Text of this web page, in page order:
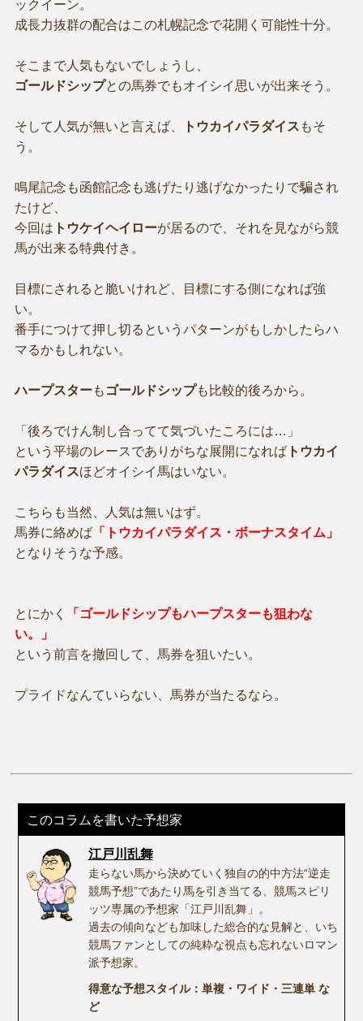
ックイーン。
成長力抜群の配合はこの札幌記念で花開く可能性十分。
そこまで人気もないでしょうし、
ゴールドシップとの馬券でもオイシイ思いが出来そう。
そして人気が無いと言えば、 トウカイパラダイス もそ
う。
鳴尾記念も函館記念も逃げたり逃げなかったりで騙され
たけど、
今回は トウケイヘイローが居るので、それを見ながら競
馬が出来る特典付き。
目標にされると脆いけれど、目標にする側になれば強
い。
番手につけて押し切るというパターンがもしかしたらハ
マるかもしれない。
ハープスターも ゴールドシップも比較的後ろから。
「後ろでけん制し合ってて気づいたころには…」
という平場のレースでありがちな展開になればトウカイ
パラダイスほどオイシイ馬はいない。
こちらも当然、人気は無いはず。
馬券に絡めば「トウカイパラダイス・ボーナスタイム」
となりそうな予感。
とにかく
「ゴールドシップもハープスターも狙わな
い。」
という前言を撤回して、馬券を狙いたい。
プライドなんていらない、馬券が当たるなら。
このコラムを書いた予想家
江戸川乱舞
走らない馬から決めていく独自の的中方法“逆走
競馬予想”であたり馬を引き当てる、競馬スピリ
ッツ専属の予想家「江戸川乱舞」。
過去の傾向なども加味した総合的な見解と、いち
競馬ファンとしての純粋な視点も忘れないロマン
派予想家。
得意な予想スタイル：単複・ワイド・三連単 な
ど